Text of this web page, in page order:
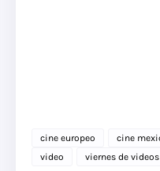
cine europeo cine
video
viernes de videos